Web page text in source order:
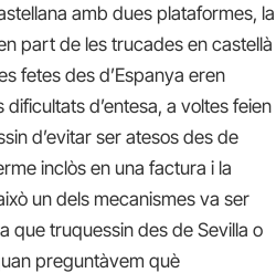
amb dues plataformes, la
part de les trucades en castellà
fetes des d’Espanya eren
d’entesa, a voltes feien
d’evitar ser atesos des de
inclòs en una factura i la
un dels mecanismes va ser
que truquessin des de Sevilla o
preguntàvem què